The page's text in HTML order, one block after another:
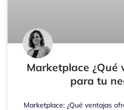
Marketplace ¿Qué
para tu
Marketplace: ¿Qué ventajas